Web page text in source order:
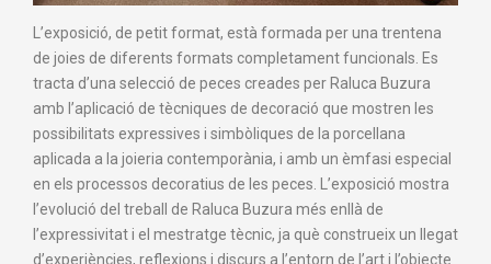
L’exposició, de petit format, està formada per una trentena
de joies de diferents formats completament funcionals. Es
tracta d’una selecció de peces creades per Raluca Buzura
amb l’aplicació de tècniques de decoració que mostren les
possibilitats expressives i simbòliques de la porcellana
aplicada a la joieria contemporània, i amb un èmfasi especial
en els processos decoratius de les peces. L’exposició mostra
l’evolució del treball de Raluca Buzura més enllà de
l’expressivitat i el mestratge tècnic, ja què construeix un llegat
d’experiències, reflexions i discurs a l’entorn de l’art i l’objecte